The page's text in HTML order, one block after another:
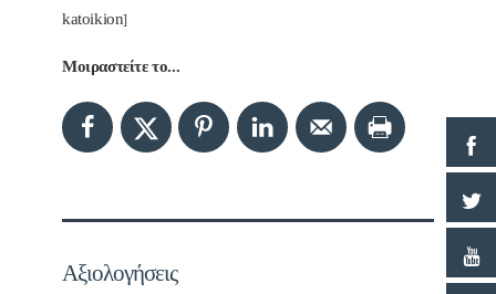
katoikion]
Μοιραστείτε το...
Αξιολογήσεις